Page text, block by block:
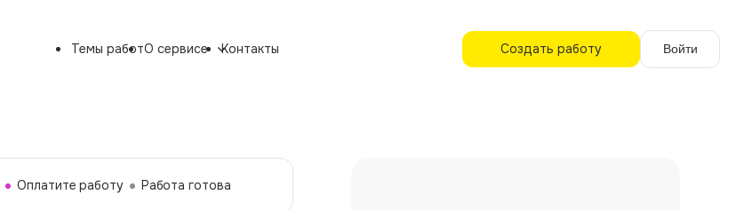
Темы работО сервисе Контакты Создать работу Войти
Оплатите работу Работа готова